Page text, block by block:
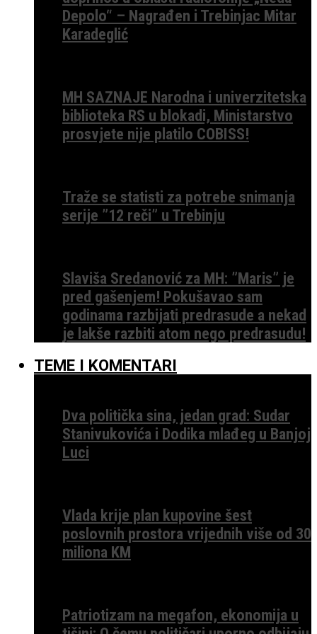
Depolo“ – Nagrađen i Trebinjac Mitar
Karadeglić
MH SAZNAJE Narodna i univerzitetska
biblioteka RS u blokadi, Ministarstvo
prosvjete nije platilo COBISS!
Traže se statisti za potrebe snimanja
serije ”12 reči” u Trebinju
Slaviša Sredanović za MH: ”Maris” je
pred gašenjem! Pokušavao sam
godinama razbijati predrasude a nekad
je lakše razbiti atom nego predrasudu!
TEME I KOMENTARI
Dva politička sina, jedan grad: Sudar
Stanivukovića i Dodika mlađeg u Banjoj
Luci
Vlada krije plan kupovine šest
poslovnih prostora vrijednih više od 30
miliona KM
Patriotizam na megafon, ekonomija u